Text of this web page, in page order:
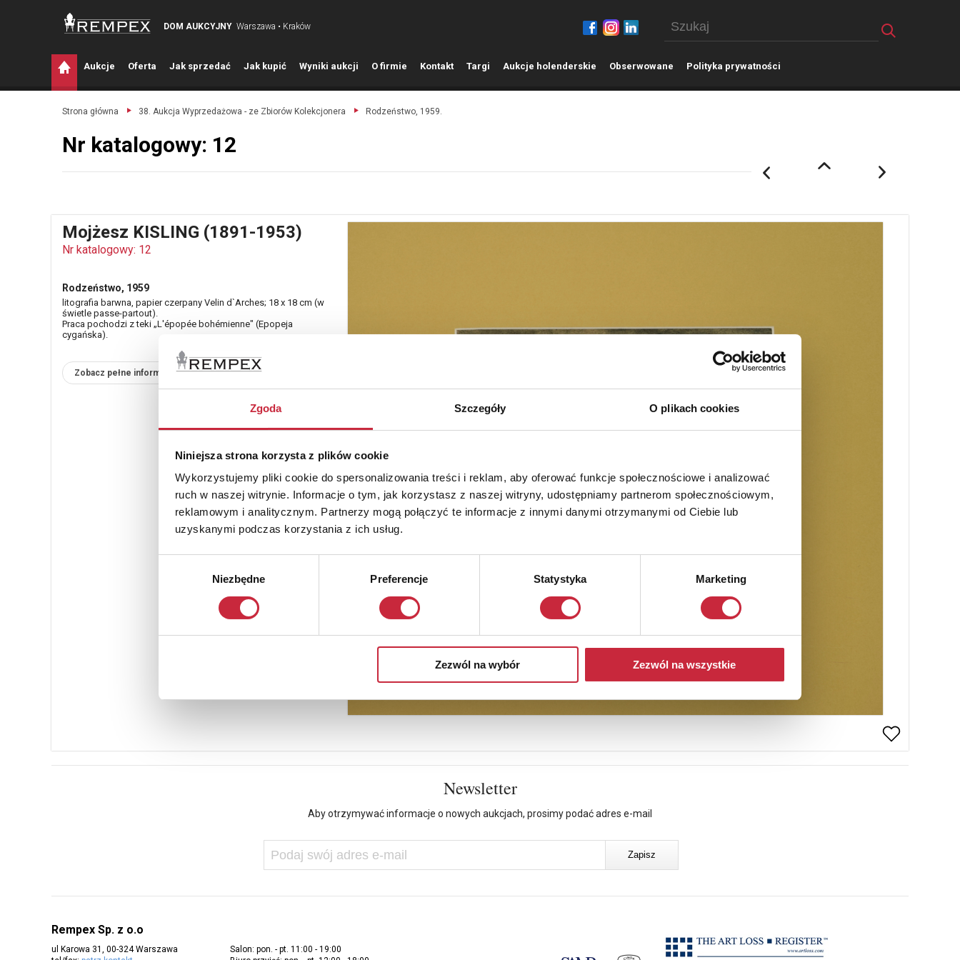
Zgoda Szczegóły O plikach cookies
Niniejsza strona korzysta z plików cookie
Wykorzystujemy pliki cookie do spersonalizowania treści i reklam, aby oferować funkcje społecznościowe i analizować
ruch w naszej witrynie. Informacje o tym, jak korzystasz z naszej witryny, udostępniamy partnerom społecznościowym,
reklamowym i analitycznym. Partnerzy mogą połączyć te informacje z innymi danymi otrzymanymi od Ciebie lub
uzyskanymi podczas korzystania z ich usług.
Niezbędne Preferencje Statystyka Marketing
Zezwól na wybór Zezwól na wszystkie
DOM AUKCYJNY Warszawa • Kraków
Aukcje Oferta Jak sprzedać Jak kupić Wyniki aukcji O firmie Kontakt Targi Aukcje holenderskie Obserwowane Polityka prywatności
Strona główna 38. Aukcja Wyprzedażowa - ze Zbiorów Kolekcjonera Rodzeństwo, 1959.
Nr katalogowy: 12
Mojżesz KISLING (1891-1953)
Nr katalogowy: 12
Rodzeństwo, 1959
litografia barwna, papier czerpany Velin d`Arches; 18 x 18 cm (w
świetle passe-partout).
Praca pochodzi z teki „L'épopée bohémienne" (Epopeja
cygańska).
Zobacz pełne informacje
Newsletter
Aby otrzymywać informacje o nowych aukcjach, prosimy podać adres e-mail
Rempex Sp. z o.o
ul Karowa 31, 00-324 Warszawa
Salon: pon. - pt. 11:00 - 19:00